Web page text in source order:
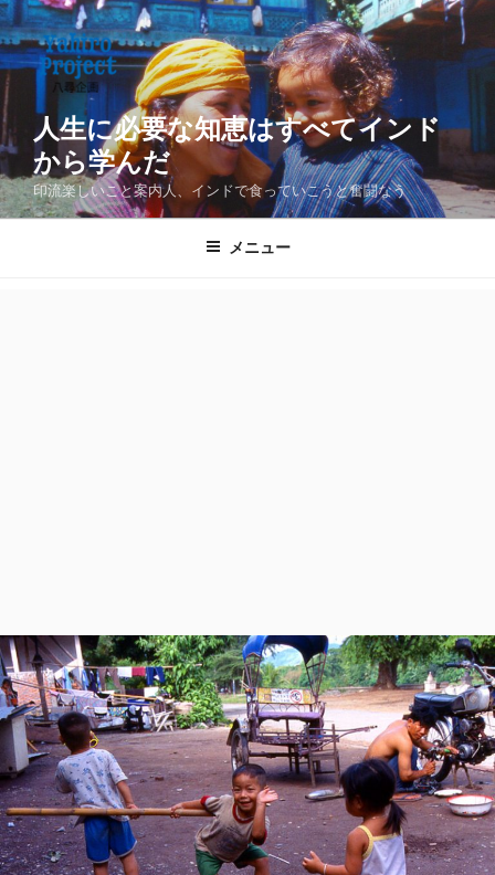
コ
ン
テ
ン
ツ
へ
ス
キ
ッ
人生に必要な知恵はすべてインド
から学んだ
印流楽しいこと案内人、インドで食っていこうと奮闘なう
メニュー